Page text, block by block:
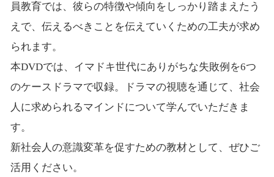
員教育では、彼らの特徴や傾向をしっかり踏まえたう
えで、伝えるべきことを伝えていくための工夫が求め
られます。
本DVDでは、イマドキ世代にありがちな失敗例を6つ
のケースドラマで収録。ドラマの視聴を通じて、社会
人に求められるマインドについて学んでいただきま
す。
新社会人の意識変革を促すための教材として、ぜひご
活用ください。